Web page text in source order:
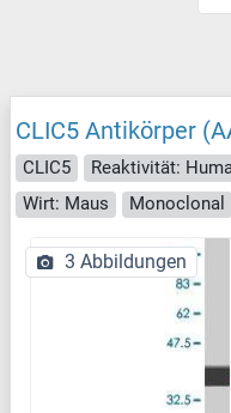
CLIC5 Antikörper
CLIC5 Reaktivität:
Wirt: Maus
Monoclonal
3 Abbildungen